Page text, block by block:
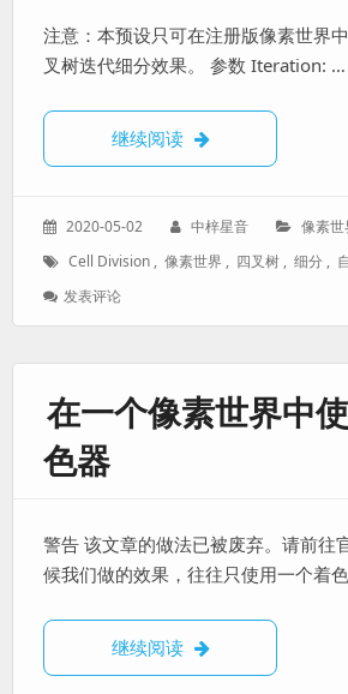
AutoPV
自
制
作
器
注意：本预设只可在注册版像素世界
叉树迭代细分效果。 参数 Iteration: …
继续阅读 【像素世界自创预
发
于：
2020-05-02
作
中梓星音
分
像素世
标
Cell Division , 像素世界 , 四叉树 , 细分 ,
发表评论: 【像
界
创
预
Cell
Division
树
细
分
在一个像素世界中
色器
警告 该文章的做法已被废弃。请前往
候我们做的效果，往往只使用一个着
继续阅读 在一个像素世界中